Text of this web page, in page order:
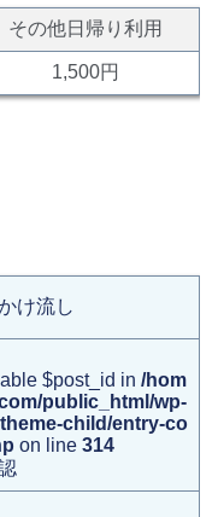
その他日帰り利用
1,500円
け流し
$post_id in /hom
public_html/wp-
child/entry-co
on line 314